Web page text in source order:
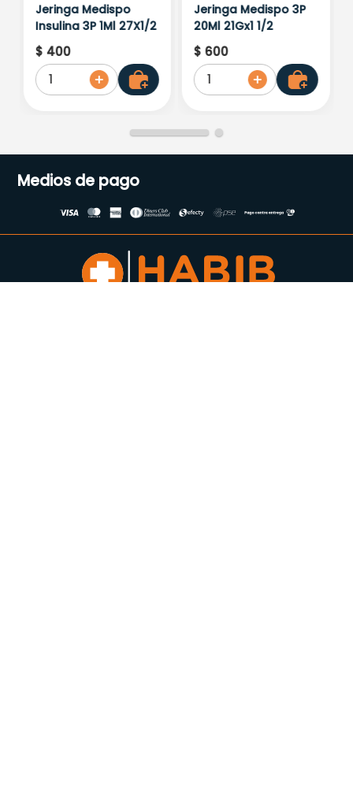
Jeringa Medispo
Insulina 3P 1Ml 27X1/2
$ 400
1
Jeringa Medispo 3P
20Ml 21Gx1 1/2
$ 600
1
Medios de pago